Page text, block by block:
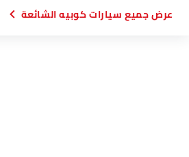
سيارات كوبيه الشائعة